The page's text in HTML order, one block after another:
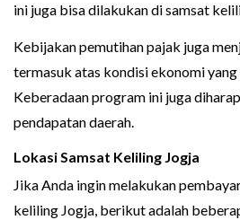
ini juga bisa dilakukan di samsat
Kebijakan pemutihan pajak juga
termasuk atas kondisi ekonomi
Keberadaan program ini juga
pendapatan daerah.
Lokasi Samsat Keliling Jogja
Jika Anda ingin melakukan
keliling Jogja, berikut adalah